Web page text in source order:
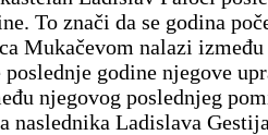
To znači da se godina
Mukačevom nalazi
poslednje godine njegove
njegovog poslednjeg
naslednika Ladislava